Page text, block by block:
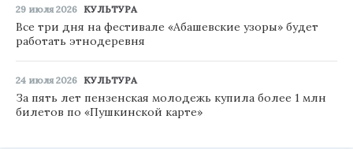
29 июля 2026 КУЛЬТУРА
Все три дня на фестивале «Абашевские узоры» будет
работать этнодеревня
24 июля 2026 КУЛЬТУРА
За пять лет пензенская молодежь купила более 1 млн
билетов по «Пушкинской карте»